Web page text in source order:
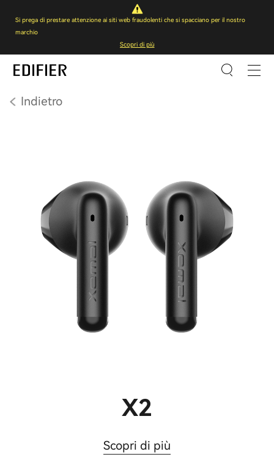
Si prega di prestare attenzione ai siti web fraudolenti che si spacciano per il nostro
marchio
Scopri di più
Indietro
X2
Scopri di più